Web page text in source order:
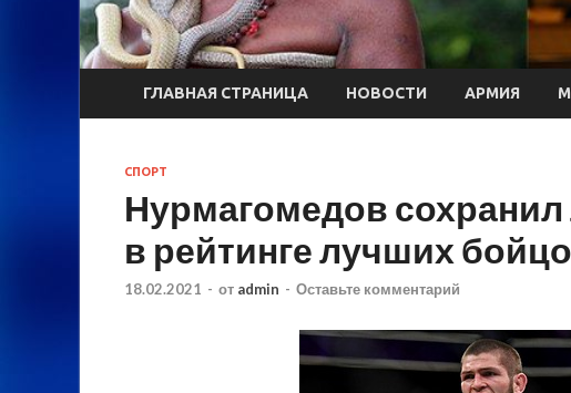
ГЛАВНАЯ СТРАНИЦА НОВОСТИ АРМИЯ
СПОРТ
Нурмагомедов
в рейтинге лучших
18.02.2021 - от admin - Оставьте комментарий